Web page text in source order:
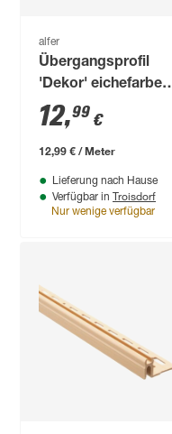
alfer
Übergangsprofil
'Dekor' eichefarben
grau, 1000 x 33 mm
12,99 €
12,99 € / Meter
Lieferung nach Hause
Verfügbar in Troisdorf
Nur wenige verfügbar